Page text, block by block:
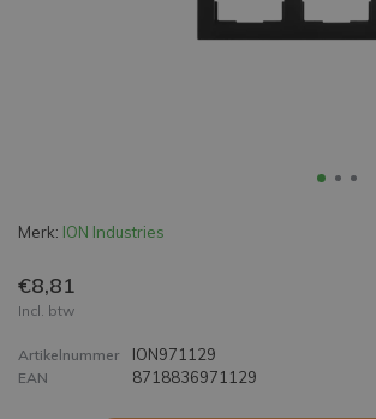
Merk: ION Industries
€8,81
Incl. btw
Artikelnummer ION971129
EAN 8718836971129